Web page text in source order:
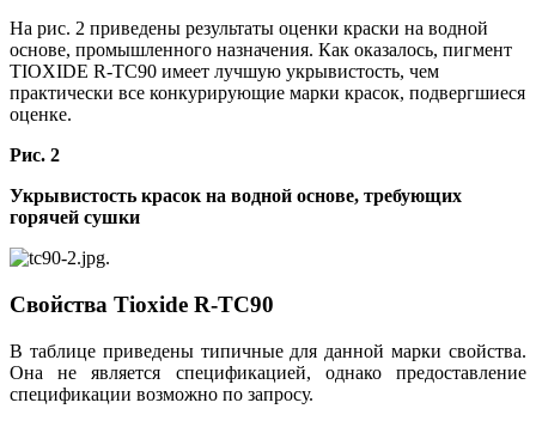
На рис. 2 приведены результаты оценки краски на водной
основе, промышленного назначения. Как оказалось, пигмент
TIOXIDE R-TC90 имеет лучшую укрывистость, чем
практически все конкурирующие марки красок, подвергшиеся
оценке.
Рис. 2
Укрывистость красок на водной основе, требующих
горячей сушки
.
Свойства Tioxide R-TC90
В таблице приведены типичные для данной марки свойства.
Она не является спецификацией, однако предоставление
спецификации возможно по запросу.